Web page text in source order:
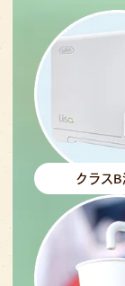
クラス